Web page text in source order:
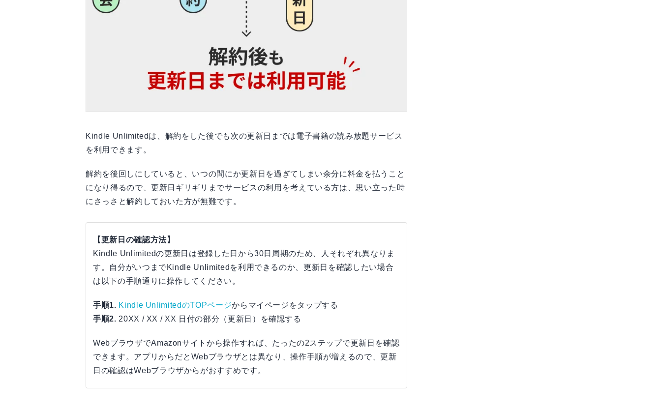
Kindle Unlimitedは、解約をした後でも次の更新日までは電子書籍の読み放題サービス
を利用できます。
解約を後回しにしていると、いつの間にか更新日を過ぎてしまい余分に料金を払うこと
になり得るので、更新日ギリギリまでサービスの利用を考えている方は、思い立った時
にさっさと解約しておいた方が無難です。
【更新日の確認方法】
Kindle Unlimitedの更新日は登録した日から30日周期のため、人それぞれ異なりま
す。自分がいつまでKindle Unlimitedを利用できるのか、更新日を確認したい場合
は以下の手順通りに操作してください。
手順1. Kindle UnlimitedのTOPページからマイページをタップする
手順2. 20XX / XX / XX 日付の部分（更新日）を確認する
WebブラウザでAmazonサイトから操作すれば、たったの2ステップで更新日を確認
できます。アプリからだとWebブラウザとは異なり、操作手順が増えるので、更新
日の確認はWebブラウザからがおすすめです。